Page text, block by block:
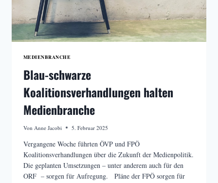
MEDIENBRANCHE
Blau-schwarze
Koalitionsverhandlungen halten
Medienbranche
Von Anne Jacobi 5. Februar 2025
Vergangene Woche führten ÖVP und FPÖ
Koalitionsverhandlungen über die Zukunft der Medienpolitik.
Die geplanten Umsetzungen – unter anderem auch für den
ORF – sorgen für Aufregung. Pläne der FPÖ sorgen für